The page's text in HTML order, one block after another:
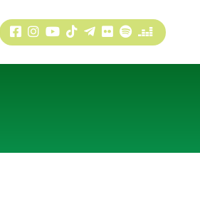
Facebook
Instagram
YouTube
TikTokTelegram
FlickrSpotifyDeezer